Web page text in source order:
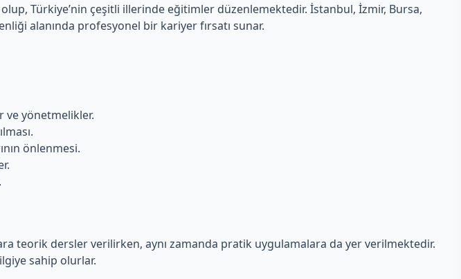
olup, Türkiye’nin çeşitli illerinde eğitimler düzenlemektedir. İstanbul, İzmir, Bursa,
alanında profesyonel bir kariyer fırsatı sunar.
ve yönetmelikler.
önlenmesi.
teorik dersler verilirken, aynı zamanda pratik uygulamalara da yer verilmektedir.
sahip olurlar.